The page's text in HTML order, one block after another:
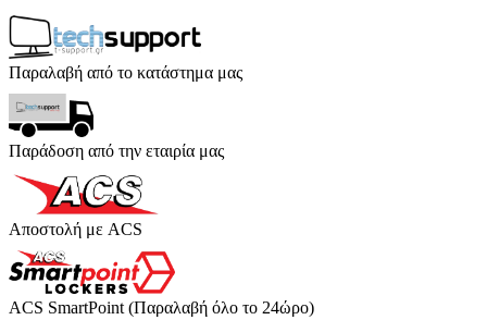
Παραλαβή από το κατάστημα μας
Παράδοση από την εταιρία μας
Αποστολή με ACS
ACS SmartPoint (Παραλαβή όλο το 24ώρο)